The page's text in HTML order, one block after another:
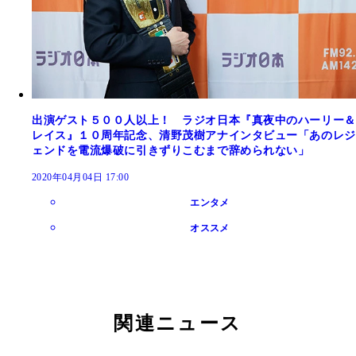
出演ゲスト５００人以上！ ラジオ日本『真夜中のハーリー＆
レイス』１０周年記念、清野茂樹アナインタビュー「あのレジ
ェンドを電流爆破に引きずりこむまで辞められない」
2020年04月04日 17:00
エンタメ
オススメ
関連ニュース